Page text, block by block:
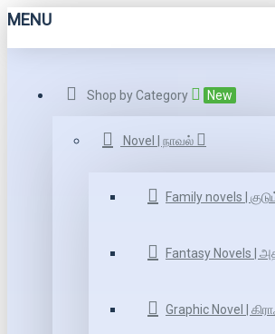
MENU
Shop by Category New
Novel | நாவல்
Family novels |
Fantasy Novels |
Graphic Novel |